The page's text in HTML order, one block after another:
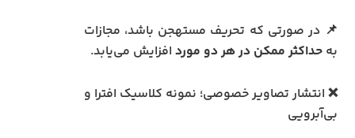
📌 در صورتی که تحریف مستهجن باشد، مجازات
بهحداکثر ممکن در هر دو مورد افزایش می‌یابد.
❌ انتشار تصاویر خصوصی؛ نمونه کلاسیک افترا و
بی‌آبرویی